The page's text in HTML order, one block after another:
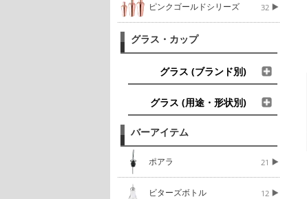
ピンクゴールドシリーズ 32
グラス・カップ
グラス (ブランド別)
グラス (用途・形状別)
バーアイテム
ポアラ 21
ビターズボトル 12